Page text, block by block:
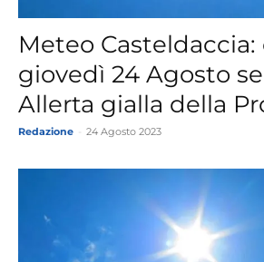
Meteo Casteldaccia:
giovedì 24 Agosto
Allerta gialla della
Redazione 24 Agosto 2023